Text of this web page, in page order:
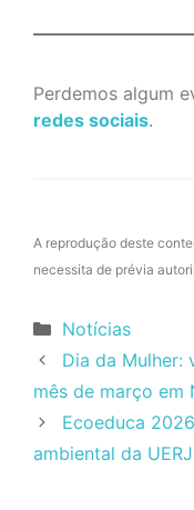
Perdemos algum
redes sociais.
A reprodução deste
necessita de prévia
Categorias
Notícias
Dia da Mulher:
mês de março em
Ecoeduca
ambiental da